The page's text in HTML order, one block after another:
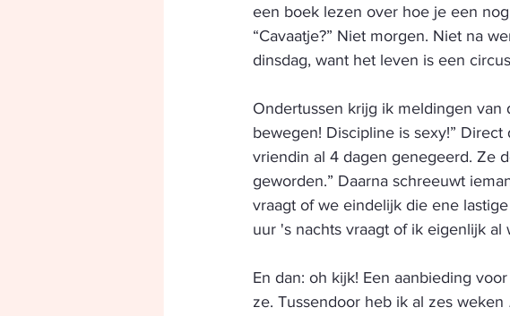
een boek lezen over hoe je een
“Cavaatje?” Niet morgen. Niet na
dinsdag, want het leven is een
Ondertussen krijg ik meldingen van
bewegen! Discipline is sexy!”
vriendin al 4 dagen genegeerd. Ze
geworden.” Daarna schreeuwt
vraagt of we eindelijk die ene
uur 's nachts vraagt of ik eigenlijk
En dan: oh kijk! Een aanbieding
ze. Tussendoor heb ik al zes weken